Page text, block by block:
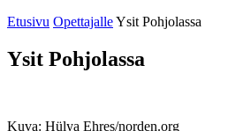
Etusivu OpettajalleYsit Pohjolassa
Ysit Pohjolassa
Kuva: Hülya Ehres/norden.org